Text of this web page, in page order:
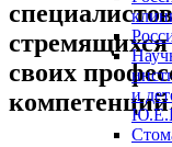
и
своих